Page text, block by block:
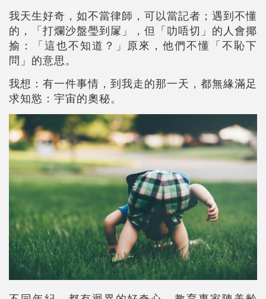
我天生好奇，如不當律師，可以當記者；遇到不懂
的，「打爛沙盤璺到㞘」，但「叻唔切」的人會揶
揄：「這也不知道？」原來，他們不懂「不恥下
問」的意思。
我想：有一件事情，到我走的那一天，都無緣滿足
求知慾：宇宙的奧秘。